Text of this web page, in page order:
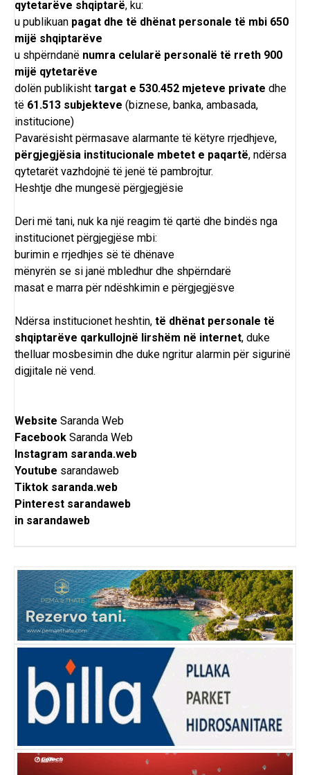
qytetarëve shqiptarë, ku:
u publikuan pagat dhe të dhënat personale të mbi 650
mijë shqiptarëve
u shpërndanë numra celularë personalë të rreth 900
mijë qytetarëve
dolën publikisht targat e 530.452 mjeteve private dhe
të 61.513 subjekteve (biznese, banka, ambasada,
institucione)
Pavarësisht përmasave alarmante të këtyre rrjedhjeve,
përgjegjësia institucionale mbetet e paqartë, ndërsa
qytetarët vazhdojnë të jenë të pambrojtur.
Heshtje dhe mungesë përgjegjësie
Deri më tani, nuk ka një reagim të qartë dhe bindës nga
institucionet përgjegjëse mbi:
burimin e rrjedhjes së të dhënave
mënyrën se si janë mbledhur dhe shpërndarë
masat e marra për ndëshkimin e përgjegjësve
Ndërsa institucionet heshtin, të dhënat personale të
shqiptarëve qarkullojnë lirshëm në internet, duke
thelluar mosbesimin dhe duke ngritur alarmin për sigurinë
digjitale në vend.
Website Saranda Web
Facebook Saranda Web
Instagram saranda.web
Youtube sarandaweb
Tiktok saranda.web
Pinterest sarandaweb
in sarandaweb